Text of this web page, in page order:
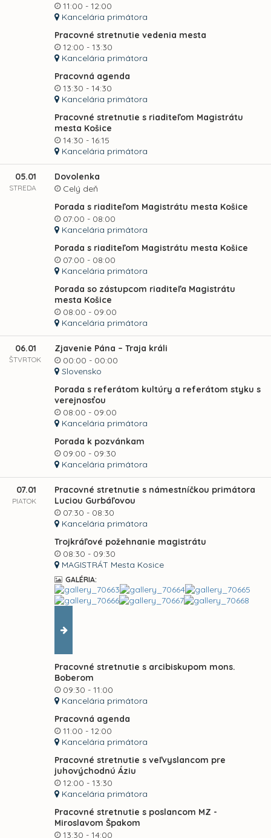
11:00 - 12:00
Kancelária primátora
Pracovné stretnutie vedenia mesta
12:00 - 13:30
Kancelária primátora
Pracovná agenda
13:30 - 14:30
Kancelária primátora
Pracovné stretnutie s riaditeľom Magistrátu
mesta Košice
14:30 - 16:15
Kancelária primátora
05.01
STREDA
Dovolenka
Celý deň
Porada s riaditeľom Magistrátu mesta Košice
07:00 - 08:00
Kancelária primátora
Porada s riaditeľom Magistrátu mesta Košice
07:00 - 08:00
Kancelária primátora
Porada so zástupcom riaditeľa Magistrátu
mesta Košice
08:00 - 09:00
Kancelária primátora
06.01
ŠTVRTOK
Zjavenie Pána – Traja králi
00:00 - 00:00
Slovensko
Porada s referátom kultúry a referátom styku s
verejnosťou
08:00 - 09:00
Kancelária primátora
Porada k pozvánkam
09:00 - 09:30
Kancelária primátora
07.01
PIATOK
Pracovné stretnutie s námestníčkou primátora
Luciou Gurbáľovou
07:30 - 08:30
Kancelária primátora
Trojkráľové požehnanie magistrátu
08:30 - 09:30
MAGISTRÁT Mesta Kosice
GALÉRIA:
Pracovné stretnutie s arcibiskupom mons.
Boberom
09:30 - 11:00
Kancelária primátora
Pracovná agenda
11:00 - 12:00
Kancelária primátora
Pracovné stretnutie s veľvyslancom pre
juhovýchodnú Áziu
12:00 - 13:30
Kancelária primátora
Pracovné stretnutie s poslancom MZ -
Miroslavom Špakom
13:30 - 14:00